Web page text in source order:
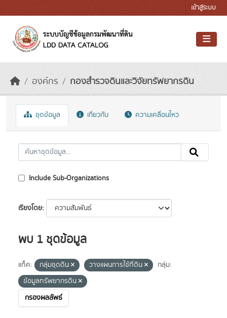
เข้าสู่ระบบ
องค์กร กองสำรวจดินและวิจัยทรัพยากรดิน
ชุดข้อมูล เกี่ยวกับ ความเคลื่อนไหว
Include Sub-Organizations
เรียงโดย
พบ 1 ชุดข้อมูล
แท็ค: กลุ่มชุดดิน วางแผนการใช้ที่ดิน
กลุ่ม:
ข้อมูลทรัพยากรดิน
กรองผลลัพธ์